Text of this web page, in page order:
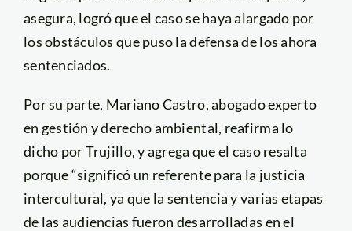
asegura, logró que el caso se haya alargado por
los obstáculos que puso la defensa de los ahora
sentenciados.
Por su parte, Mariano Castro, abogado experto
en gestión y derecho ambiental, reafirma lo
dicho por Trujillo, y agrega que el caso resalta
porque “significó un referente para la justicia
intercultural, ya que la sentencia y varias etapas
de las audiencias fueron desarrolladas en el